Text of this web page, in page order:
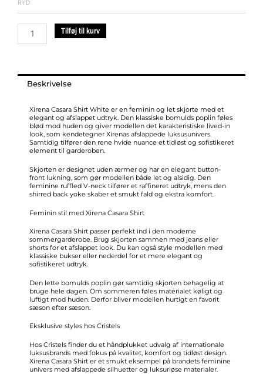
RYD
Tilføj til kurv
Beskrivelse
Xirena Casara Shirt White er en feminin og let skjorte med et
elegant og afslappet udtryk. Den klassiske bomulds poplin føles
blød mod huden og giver modellen det karakteristiske lived-in
look, som kendetegner Xirenas afslappede luksusunivers.
Samtidig tilfører den rene hvide nuance et tidløst og sofistikeret
element til garderoben.
Skjorten er designet uden ærmer og har en elegant button-
front lukning, som gør modellen både let og alsidig. Den
feminine ruffled V-neck tilfører et raffineret udtryk, mens den
shirred back yoke skaber et smukt fald og ekstra komfort.
Feminin stil med Xirena Casara Shirt
Xirena Casara Shirt passer perfekt ind i den moderne
sommergarderobe. Brug skjorten sammen med jeans eller
shorts for et afslappet look. Du kan også style modellen med
klassiske bukser eller nederdel for et mere elegant og
sofistikeret udtryk.
Den lette bomulds poplin gør samtidig skjorten behagelig at
bruge hele dagen. Om sommeren føles materialet køligt og
luftigt mod huden. Derfor bliver modellen hurtigt en favorit
sæson efter sæson.
Eksklusive styles hos Cristels
Hos Cristels finder du et håndplukket udvalg af internationale
luksusbrands med fokus på kvalitet, komfort og tidløst design.
Xirena Casara Shirt er et smukt eksempel på brandets feminine
univers med afslappede silhuetter og luksuriøse materialer.